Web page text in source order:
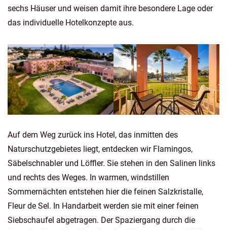
sechs Häuser und weisen damit ihre besondere Lage oder
das individuelle Hotelkonzepte aus.
Auf dem Weg zurück ins Hotel, das inmitten des
Naturschutzgebietes liegt, entdecken wir Flamingos,
Säbelschnabler und Löffler. Sie stehen in den Salinen links
und rechts des Weges. In warmen, windstillen
Sommernächten entstehen hier die feinen Salzkristalle,
Fleur de Sel. In Handarbeit werden sie mit einer feinen
Siebschaufel abgetragen. Der Spaziergang durch die